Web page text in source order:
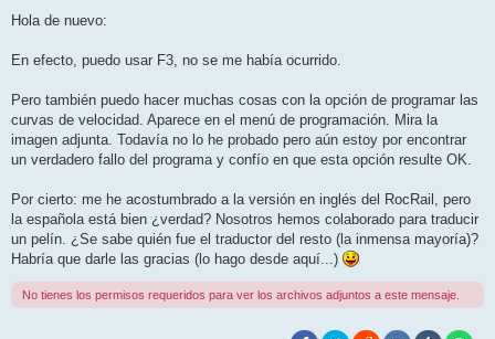
n
j
Hola de nuevo:
En efecto, puedo usar F3, no se me había ocurrido.
Pero también puedo hacer muchas cosas con la opción de programar las
curvas de velocidad. Aparece en el menú de programación. Mira la
imagen adjunta. Todavía no lo he probado pero aún estoy por encontrar
un verdadero fallo del programa y confío en que esta opción resulte OK.
Por cierto: me he acostumbrado a la versión en inglés del RocRail, pero
la española está bien ¿verdad? Nosotros hemos colaborado para traducir
un pelín. ¿Se sabe quién fue el traductor del resto (la inmensa mayoría)?
Habría que darle las gracias (lo hago desde aquí...)
No tienes los permisos requeridos para ver los archivos adjuntos a este mensaje.